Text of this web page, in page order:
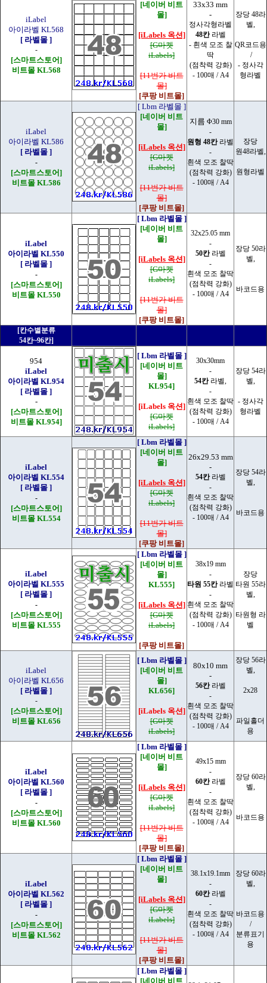
iLabel
아이라벨 KL568
[ 라벨몰 ]
-
[스마트스토어]
비트몰 KL568
[네이버 비트
몰]
[iLabels 옥션]
[G마켓
iLabels]
[11번가 비트
몰]
[쿠팡 비트몰]
33x33 mm
-
정사각형라벨
48칸라벨
- 흰색 모조 찰
딱
(점착력 강화)
- 100매 / A4
장당 48라
벨,
QR코드용
/
- 정사각
형라벨
iLabel
아이라벨 KL586
[ 라벨몰 ]
-
[스마트스토어]
비트몰 KL586
[ Lbm 라벨몰 ]
[네이버 비트
몰]
[iLabels 옥션]
[G마켓
iLabels]
[11번가 비트
몰]
[쿠팡 비트몰]
지름 Φ30 mm
-
원형 48칸라벨
-
흰색 모조 찰딱
(점착력 강화)
- 100매 / A4
장당
원48라벨,
원형라벨
iLabel
아이라벨 KL550
[ 라벨몰 ]
-
[스마트스토어]
비트몰 KL550
[ Lbm 라벨몰 ]
[네이버 비트
몰]
[iLabels 옥션]
[G마켓
iLabels]
[11번가 비트
몰]
[쿠팡 비트몰]
32x25.05 mm
-
50칸라벨
-
흰색 모조 찰딱
(점착력 강화)
- 100매 / A4
장당 50라
벨,
바코드용
[칸수별분류
54칸~96칸]
954
iLabel
아이라벨 KL954
[ 라벨몰 ]
-
[스마트스토어]
비트몰 KL954]
[ Lbm 라벨몰 ]
[네이버 비트
몰]
KL954]
[iLabels 옥션]
[G마켓
iLabels]
30x30mm
-
54칸라벨,
-
흰색 모조 찰딱
(점착력 강화)
- 100매 / A4
장당 54라
벨,
- 정사각
형라벨
iLabel
아이라벨 KL554
[ 라벨몰 ]
-
[스마트스토어]
비트몰 KL554
[ Lbm 라벨몰 ]
[네이버 비트
몰]
[iLabels 옥션]
[G마켓
iLabels]
[11번가 비트
몰]
[쿠팡 비트몰]
26x29.53 mm
-
54칸라벨
-
흰색 모조 찰딱
(점착력 강화)
- 100매 / A4
장당 54라
벨,
바코드용
iLabel
아이라벨 KL555
[ 라벨몰 ]
-
[스마트스토어]
비트몰 KL555
[ Lbm 라벨몰 ]
[네이버 비트
몰]
KL555]
[iLabels 옥션]
[G마켓
iLabels]
[쿠팡 비트몰]
38x19 mm
-
타원 55칸라벨
-
흰색 모조 찰딱
(점착력 강화)
- 100매 / A4
장당
타원 55라
벨,
타원형 라
벨
iLabel
아이라벨 KL656
[ 라벨몰 ]
-
[스마트스토어]
비트몰 KL656
[ Lbm 라벨몰 ]
[네이버 비트
몰]
KL656]
[iLabels 옥션]
[G마켓
iLabels]
80x10 mm
-
56칸 라벨
-
흰색 모조 찰딱
(점착력 강화)
- 100매 / A4
장당 56라
벨,
2x28
파일홀더
용
iLabel
아이라벨 KL560
[ 라벨몰 ]
-
[스마트스토어]
비트몰 KL560
[ Lbm 라벨몰 ]
[네이버 비트
몰]
[iLabels 옥션]
[G마켓
iLabels]
[11번가 비트
몰]
[쿠팡 비트몰]
49x15 mm
-
60칸라벨
-
흰색 모조 찰딱
(점착력 강화)
- 100매 / A4
장당 60라
벨,
바코드용
iLabel
아이라벨 KL562
[ 라벨몰 ]
-
[스마트스토어]
비트몰 KL562
[ Lbm 라벨몰 ]
[네이버 비트
몰]
[iLabels 옥션]
[G마켓
iLabels]
[11번가 비트
몰]
[쿠팡 비트몰]
38.1x19.1mm
-
60칸라벨
-
흰색 모조 찰딱
(점착력 강화)
- 100매 / A4
장당 60라
벨,
바코드용
/
분류표기
용
[ Lbm 라벨몰 ]
[네이버 비트